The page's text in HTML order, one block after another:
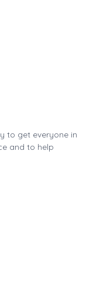
to get everyone in
and to help